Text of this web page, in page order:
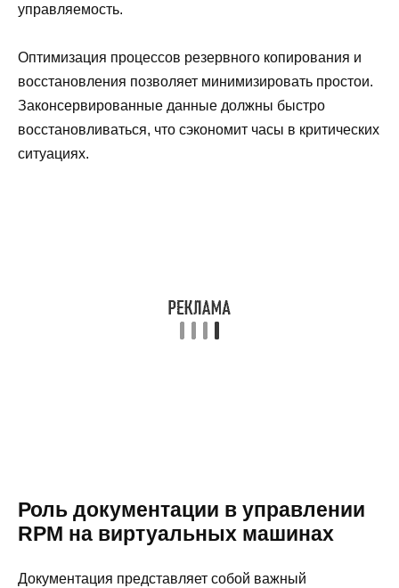
управляемость.
Оптимизация процессов резервного копирования и
восстановления позволяет минимизировать простои.
Законсервированные данные должны быстро
восстановливаться, что сэкономит часы в критических
ситуациях.
Роль документации в управлении
RPM на виртуальных машинах
Документация представляет собой важный